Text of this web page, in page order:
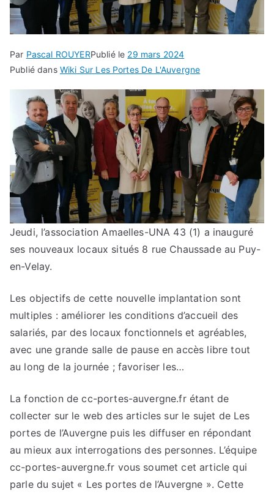
Par Pascal ROUYERPublié le 29 mars 2024
Publié dans Wiki Sur Les Portes De L'Auvergne
Jeudi, l’association Amaelles-UNA 43 (1) a inauguré
ses nouveaux locaux situés 8 rue Chaussade au Puy-
en-Velay.
Les objectifs de cette nouvelle implantation sont
multiples : améliorer les conditions d’accueil des
salariés, par des locaux fonctionnels et agréables,
avec une grande salle de pause en accès libre tout
au long de la journée ; favoriser les…
La fonction de cc-portes-auvergne.fr étant de
collecter sur le web des articles sur le sujet de Les
portes de l’Auvergne puis les diffuser en répondant
au mieux aux interrogations des personnes. L’équipe
cc-portes-auvergne.fr vous soumet cet article qui
parle du sujet « Les portes de l’Auvergne ». Cette